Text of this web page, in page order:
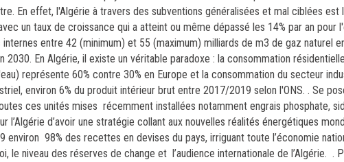
En effet, l'Algérie à travers des subventions généralisées et mal ciblées est
un taux de croissance qui a atteint ou même dépassé les 14% par an pour
internes entre 42 (minimum) et 55 (maximum) milliards de m3 de gaz naturel
2030. En Algérie, il existe un véritable paradoxe : la consommation
représente 60% contre 30% en Europe et la consommation du secteur
environ 6% du produit intérieur brut entre 2017/2019 selon l'ONS. . Se
ces unités mises récemment installées notamment engrais phosphate,
l’Algérie d’avoir une stratégie collant aux nouvelles réalités énergétiques
environ 98% des recettes en devises du pays, irriguant toute l’économie
le niveau des réserves de change et l’audience internationale de l’Algérie. .